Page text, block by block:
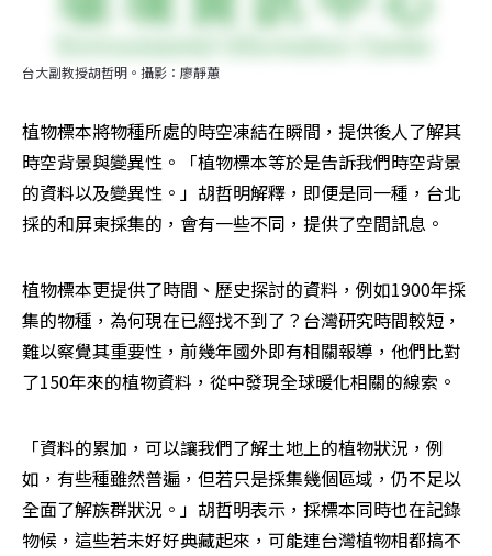
台大副教授胡哲明。攝影：廖靜蕙
植物標本將物種所處的時空凍結在瞬間，提供後人了解其
時空背景與變異性。「植物標本等於是告訴我們時空背景
的資料以及變異性。」胡哲明解釋，即便是同一種，台北
採的和屏東採集的，會有一些不同，提供了空間訊息。
植物標本更提供了時間、歷史探討的資料，例如1900年採
集的物種，為何現在已經找不到了？台灣研究時間較短，
難以察覺其重要性，前幾年國外即有相關報導，他們比對
了150年來的植物資料，從中發現全球暖化相關的線索。
「資料的累加，可以讓我們了解土地上的植物狀況，例
如，有些種雖然普遍，但若只是採集幾個區域，仍不足以
全面了解族群狀況。」胡哲明表示，採標本同時也在記錄
物候，這些若未好好典藏起來，可能連台灣植物相都搞不